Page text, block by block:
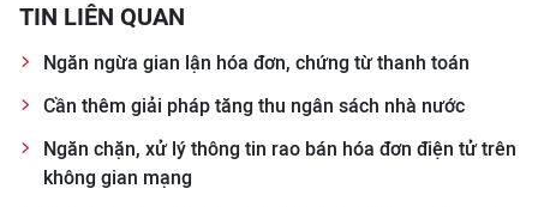
TIN LIÊN QUAN
Ngăn ngừa gian lận hóa đơn, chứng từ thanh toán
Cần thêm giải pháp tăng thu ngân sách nhà nước
Ngăn chặn, xử lý thông tin rao bán hóa đơn điện tử trên
không gian mạng